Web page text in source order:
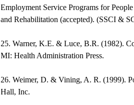
Employment Service Programs for
and Rehabilitation (accepted). (SSCI &
25. Warner, K.E. & Luce, B.R. (1982).
MI: Health Administration Press.
26. Weimer, D. & Vining, A. R. (1999).
Hall, Inc.